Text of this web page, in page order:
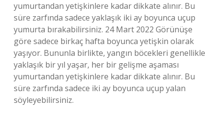
yumurtandan yetişkinlere kadar dikkate alınır. Bu
süre zarfında sadece yaklaşık iki ay boyunca uçup
yumurta bırakabilirsiniz. 24 Mart 2022 Görünüşe
göre sadece birkaç hafta boyunca yetişkin olarak
yaşıyor. Bununla birlikte, yangın böcekleri genellikle
yaklaşık bir yıl yaşar, her bir gelişme aşaması
yumurtandan yetişkinlere kadar dikkate alınır. Bu
süre zarfında sadece iki ay boyunca uçup yalan
söyleyebilirsiniz.